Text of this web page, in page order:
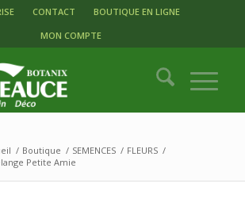
CONTACT
BOUTIQUE EN LIGNE
MON COMPTE
/ Boutique / SEMENCES / FLEURS /
Petite Amie